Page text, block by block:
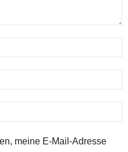
meine E-Mail-Adresse